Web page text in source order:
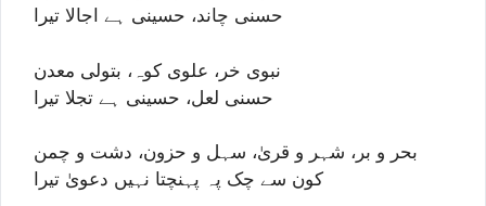
حسنی چاند، حسینی ہے اجالا تیرا
نبوی خر، علوی کوہ، بتولی معدن
حسنی لعل، حسینی ہے تجلا تیرا
بحر و بر، شہر و قریٰ، سہل و حزون، دشت و چمن
کون سے چک پہ پہنچتا نہیں دعویٰ تیرا